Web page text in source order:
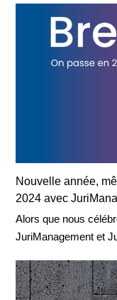
Nouvelle année,
2024 avec
Alors que nous
JuriManagement et